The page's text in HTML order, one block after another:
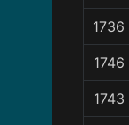
1736
1746
1743